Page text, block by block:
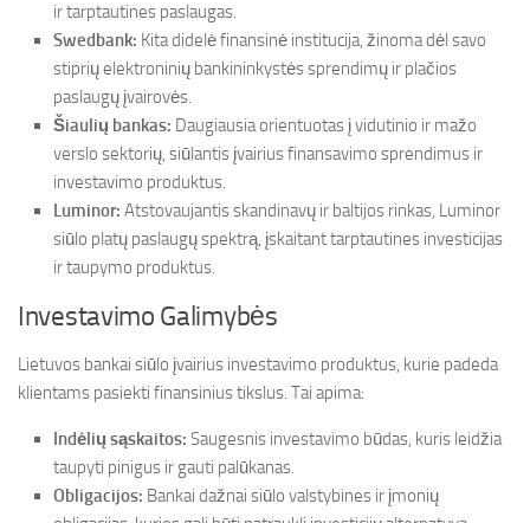
ir tarptautines paslaugas.
Swedbank: Kita didelė finansinė institucija, žinoma dėl savo
stiprių elektroninių bankininkystės sprendimų ir plačios
paslaugų įvairovės.
Šiaulių bankas: Daugiausia orientuotas į vidutinio ir mažo
verslo sektorių, siūlantis įvairius finansavimo sprendimus ir
investavimo produktus.
Luminor: Atstovaujantis skandinavų ir baltijos rinkas, Luminor
siūlo platų paslaugų spektrą, įskaitant tarptautines investicijas
ir taupymo produktus.
Investavimo Galimybės
Lietuvos bankai siūlo įvairius investavimo produktus, kurie padeda
klientams pasiekti finansinius tikslus. Tai apima:
Indėlių sąskaitos: Saugesnis investavimo būdas, kuris leidžia
taupyti pinigus ir gauti palūkanas.
Obligacijos: Bankai dažnai siūlo valstybines ir įmonių